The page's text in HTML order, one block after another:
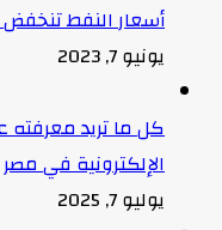
أسعار النفط تنخفض بأقل من
يونيو 7, 2023
كل ما تريد
الإلكترونية في مصر
يوليو 7, 2025